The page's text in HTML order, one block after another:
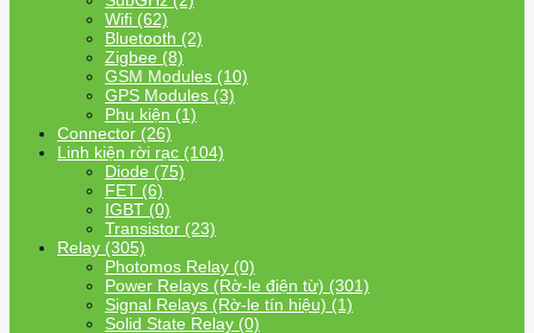
Wifi (62)
Bluetooth (2)
Zigbee (8)
GSM Modules (10)
GPS Modules (3)
Phụ kiện (1)
Connector (26)
Linh kiện rời rạc (104)
Diode (75)
FET (6)
IGBT (0)
Transistor (23)
Relay (305)
Photomos Relay (0)
Power Relays (Rờ-le điện từ) (301)
Signal Relays (Rờ-le tín hiệu) (1)
Solid State Relay (0)